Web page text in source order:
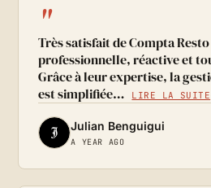
"
Très satisfait de Compta
professionnelle, réactive et
Grâce à leur expertise, la
est simplifiée…
LIRE LA SUITE
Julian Benguigui
A YEAR AGO